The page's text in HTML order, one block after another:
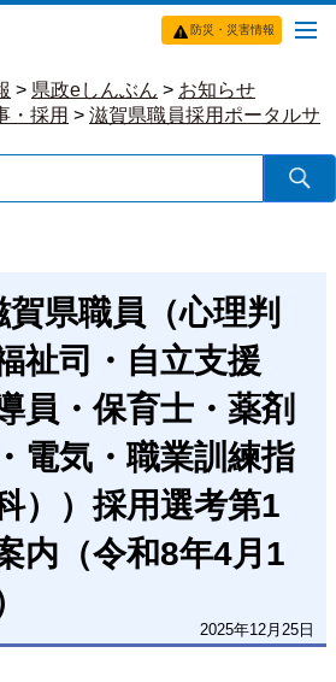
防災・災害情報
> 県政eしんぶん > お知らせ
・採用 > 滋賀県職員採用ポータルサ
県職員（心理判
祉司・自立支援
員・保育士・薬剤
電気・職業訓練指
））採用選考第1
内（令和8年4月1
2025年12月25日